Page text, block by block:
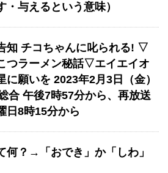
・与えるという意味）
知 チコちゃんに叱られる! ▽
つラーメン秘話▽エイエイオ
願いを 2023年2月3日（金）
合 午後7時57分から、再放送
日8時15分から
何？→「おでき」か「しわ」